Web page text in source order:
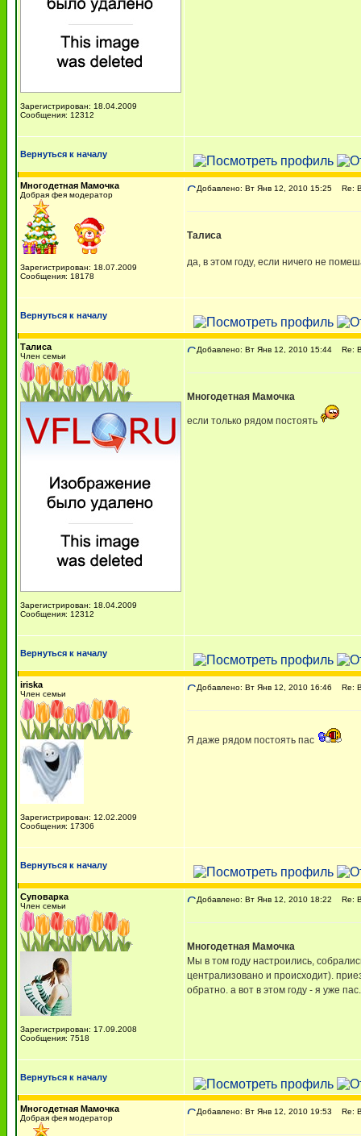
Зарегистрирован: 18.04.2009
Сообщения: 12312
Вернуться к началу
Многодетная Мамочка
Добрая фея модератор
Зарегистрирован: 18.07.2009
Сообщения: 18178
Добавлено: Вт Янв 12, 2010 15:25 Re:
Талиса
да, в этом году, если ничего не
Вернуться к началу
Талиса
Член семьи
Зарегистрирован: 18.04.2009
Сообщения: 12312
Добавлено: Вт Янв 12, 2010 15:44 Re:
Многодетная Мамочка
если только рядом постоять
Вернуться к началу
iriska
Член семьи
Зарегистрирован: 12.02.2009
Сообщения: 17306
Добавлено: Вт Янв 12, 2010 16:46 Re:
Я даже рядом постоять пас
Вернуться к началу
Суповарка
Член семьи
Зарегистрирован: 17.09.2008
Сообщения: 7518
Добавлено: Вт Янв 12, 2010 18:22 Re:
Многодетная Мамочка
Мы в том году настроились,
централизовано и происходит).
обратно. а вот в этом году - я уже пас.
Вернуться к началу
Многодетная Мамочка
Добрая фея модератор
Добавлено: Вт Янв 12, 2010 19:53 Re: